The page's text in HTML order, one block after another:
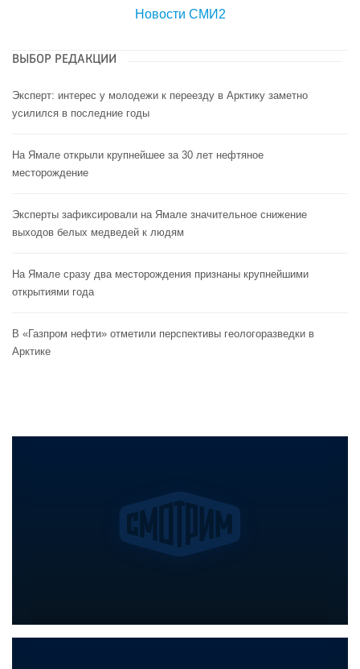
Новости СМИ2
ВЫБОР РЕДАКЦИИ
Эксперт: интерес у молодежи к переезду в Арктику заметно
усилился в последние годы
На Ямале открыли крупнейшее за 30 лет нефтяное
месторождение
Эксперты зафиксировали на Ямале значительное снижение
выходов белых медведей к людям
На Ямале сразу два месторождения признаны крупнейшими
открытиями года
В «Газпром нефти» отметили перспективы геологоразведки в
Арктике